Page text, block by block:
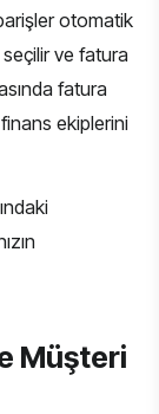
otomatik
seçilir ve fatura
fatura
ekiplerini
Müşteri